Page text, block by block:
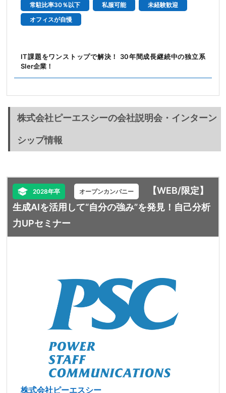
常駐比率30％以下
私服可能
未経験歓迎
オフィスが自慢
IT課題をワンストップで解決！ 30年間成長継続中の独立系
SIer企業！
株式会社ピーエスシーの会社説明会・インターン
シップ情報
2028年卒 オープンカンパニー
【WEB/限定】
生成AIを活用して“自分の強み”を発見！自己分析
力UPセミナー
株式会社ピーエスシー